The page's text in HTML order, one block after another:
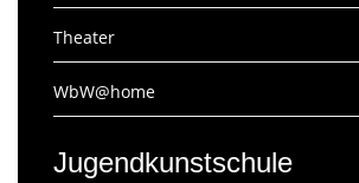
Theater
WbW@home
Jugendkunstschule